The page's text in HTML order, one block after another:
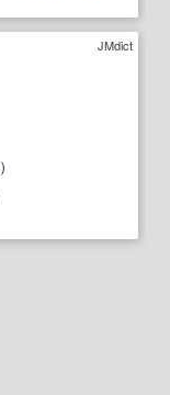
JMdict
）